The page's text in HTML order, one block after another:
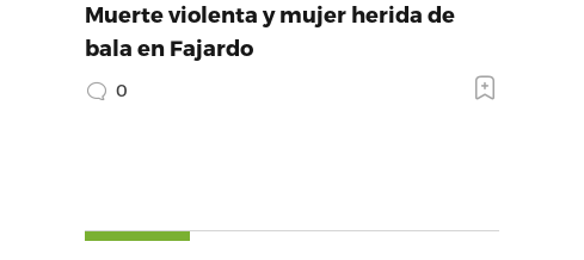
Muerte violenta y mujer herida de
bala en Fajardo
0